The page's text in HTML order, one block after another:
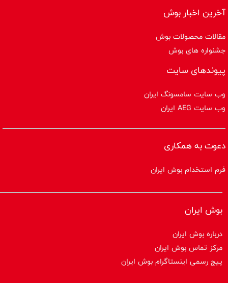
آخرین اخبار بوش
مقالات محصولات بوش
جشنواره های بوش
پیوندهای سایت
وب سایت سامسونگ ایران
وب سایت AEG ایران
دعوت به همکاری
فرم استخدام بوش ایران
بوش ایران
درباره بوش ایران
مرکز تماس بوش ایران
پیج رسمی اینستاگرام بوش ایران